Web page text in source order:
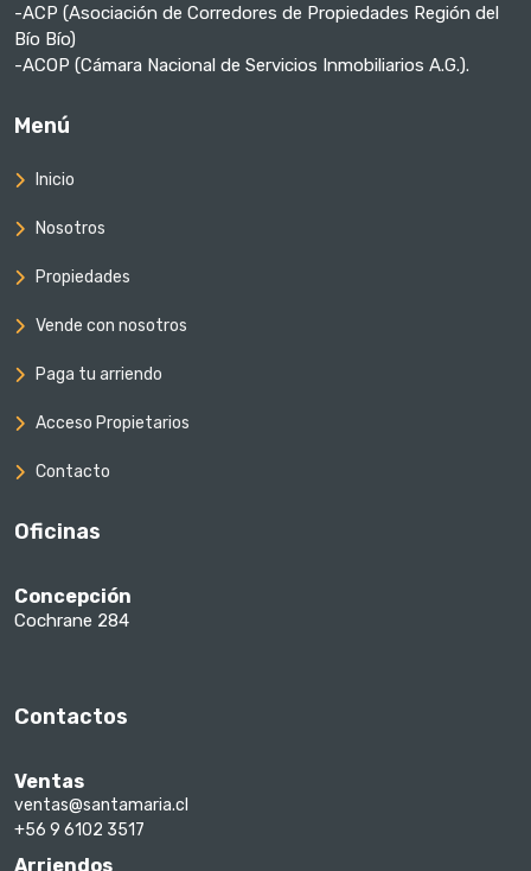
-ACP (Asociación de Corredores de Propiedades Región del
Bío Bío)
-ACOP (Cámara Nacional de Servicios Inmobiliarios A.G.).
Menú
Inicio
Nosotros
Propiedades
Vende con nosotros
Paga tu arriendo
Acceso Propietarios
Contacto
Oficinas
Concepción
Cochrane 284
Contactos
Ventas
ventas@santamaria.cl
+56 9 6102 3517
Arriendos